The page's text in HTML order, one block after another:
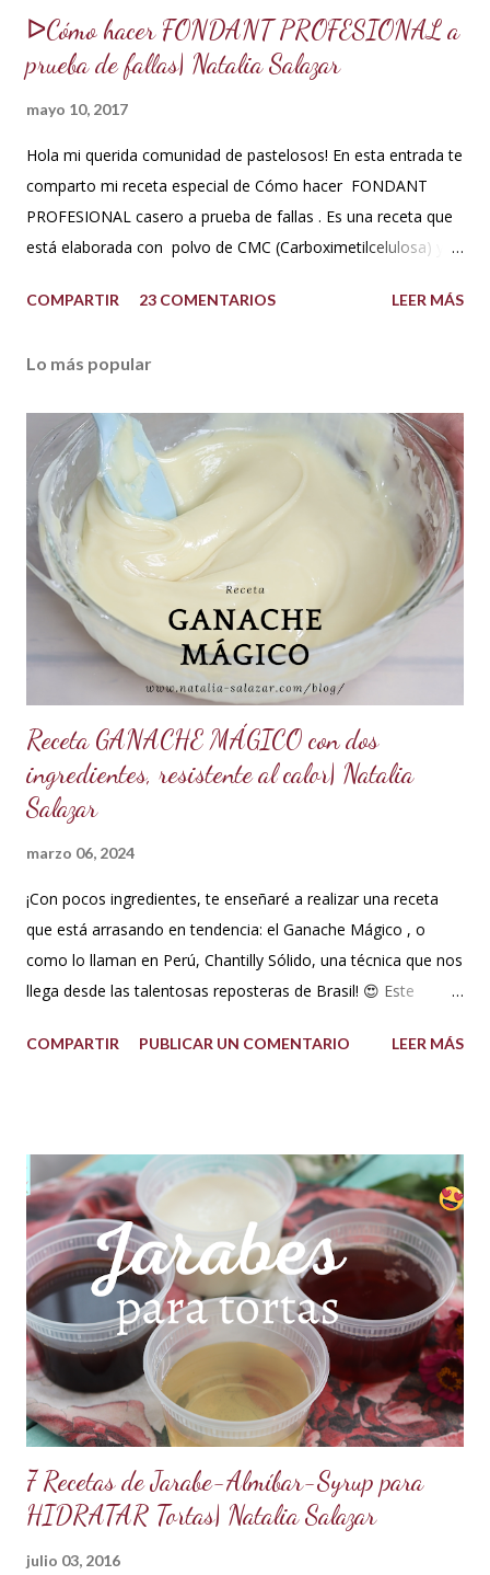
ᐅCómo hacer FONDANT PROFESIONAL a
prueba de fallas| Natalia Salazar
mayo 10, 2017
Hola mi querida comunidad de pastelosos! En esta entrada te
comparto mi receta especial de Cómo hacer FONDANT
PROFESIONAL casero a prueba de fallas . Es una receta que
está elaborada con polvo de CMC (Carboximetilcelulosa) y
que le aportan a la masa elasticidad, firmeza y le ayudan a
*1 kilo o 2.2 libras de Azúcar impalpable micro pulverizada o
maíz o miel de Karo (1/2 taza). Y para climas cálidos usar
Glucosa, la misma cantidad. *7.5 ml de CMC o Tylose *2.5
ml de goma Xantana (Xanthan gum) *1 cucharada de 15 ml
de manteca blanca hidrogenada tipo Crisco o 10 gramos *75
ml de agua o 5 cucharadas de 15 ml *Esencia de almendras
o al gusto *5 ml de VINAGRE BLANCO (opcional, funciona
como preservante) *1 cucharadita de Glicerina ( usar solo si
el clima es ...
COMPARTIR 23 COMENTARIOS LEER MÁS
Lo más popular
Receta GANACHE MÁGICO con dos
ingredientes, resistente al calor| Natalia
Salazar
marzo 06, 2024
¡Con pocos ingredientes, te enseñaré a realizar una receta
que está arrasando en tendencia: el Ganache Mágico , o
como lo llaman en Perú, Chantilly Sólido, una técnica que nos
llega desde las talentosas reposteras de Brasil! 😍 Este
propiedad de solidificarse al enfriarse, evitando así que se
auténtica maravilla. Se lo puede preparar de diferentes
formas con el mismo resultado, obteniendo un Ganache, que
es una crema que tiene una parte de chocolate y otra parte
de crema de leche o nata, más información de lo que es un
ganache aquí en mi Blog. 😉 Ingredientes: (Proporción 3x1)
600 g de chocolate blanco (sucedáneo para resistir climas
cálidos) 200 g de crema para batir vegetal (crema para batir
para hacer Chantilly vegetal) Preparación: Coloca el chocolate
y...
COMPARTIR PUBLICAR UN COMENTARIO LEER MÁS
7 Recetas de Jarabe-Almíbar-Syrup para
HIDRATAR Tortas| Natalia Salazar
julio 03, 2016